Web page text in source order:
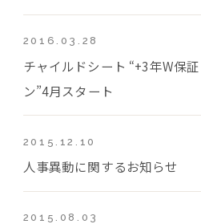
2016.03.28
チャイルドシート “+3年W保
ン”4月スタート
2015.12.10
人事異動に関するお知らせ
2015.08.03